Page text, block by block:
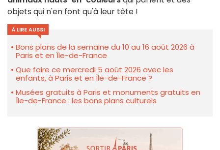
objets qui n'en font qu'à leur tête !
À LIRE AUSSI
Bons plans de la semaine du 10 au 16 août 2026 à
Paris et en Île-de-France
Que faire ce mercredi 5 août 2026 avec les
enfants, à Paris et en Île-de-France ?
Musées gratuits à Paris et monuments gratuits en
Île-de-France : les bons plans culturels